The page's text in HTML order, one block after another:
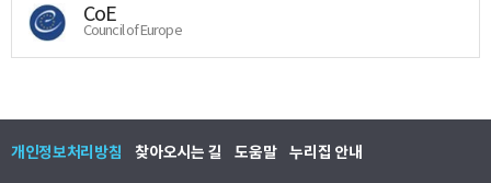
CoE
Council of Europe
개인정보처리방침 찾아오시는 길 도움말 누리집 안내